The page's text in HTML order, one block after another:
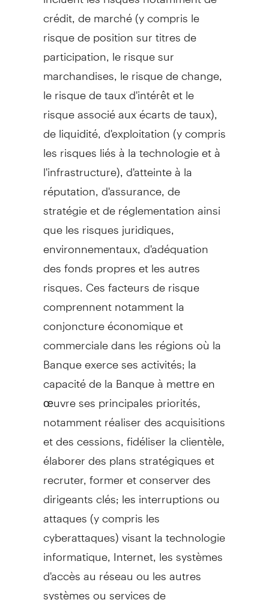
crédit, de marché (y compris le
risque de position sur titres de
participation, le risque sur
marchandises, le risque de change,
le risque de taux d'intérêt et le
risque associé aux écarts de taux),
de liquidité, d'exploitation (y compris
les risques liés à la technologie et à
l'infrastructure), d'atteinte à la
réputation, d'assurance, de
stratégie et de réglementation ainsi
que les risques juridiques,
environnementaux, d'adéquation
des fonds propres et les autres
risques. Ces facteurs de risque
comprennent notamment la
conjoncture économique et
commerciale dans les régions où la
Banque exerce ses activités; la
capacité de la Banque à mettre en
œuvre ses principales priorités,
notamment réaliser des acquisitions
et des cessions, fidéliser la clientèle,
élaborer des plans stratégiques et
recruter, former et conserver des
dirigeants clés; les interruptions ou
attaques (y compris les
cyberattaques) visant la technologie
informatique, Internet, les systèmes
d'accès au réseau ou les autres
systèmes ou services de